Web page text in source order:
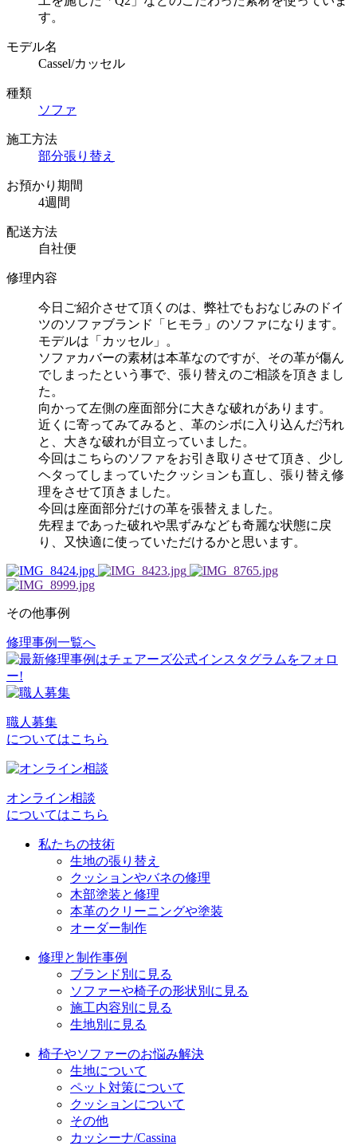
す。
モデル名
Cassel/カッセル
種類
ソファ
施工方法
部分張り替え
お預かり期間
4週間
配送方法
自社便
修理内容
今日ご紹介させて頂くのは、弊社でもおなじみのドイ
ツのソファブランド「ヒモラ」のソファになります。
モデルは「カッセル」。
ソファカバーの素材は本革なのですが、その革が傷ん
でしまったという事で、張り替えのご相談を頂きまし
た。
向かって左側の座面部分に大きな破れがあります。
近くに寄ってみてみると、革のシボに入り込んだ汚れ
と、大きな破れが目立っていました。
今回はこちらのソファをお引き取りさせて頂き、少し
ヘタってしまっていたクッションも直し、張り替え修
理をさせて頂きました。
今回は座面部分だけの革を張替えました。
先程まであった破れや黒ずみなども奇麗な状態に戻
り、又快適に使っていただけるかと思います。
その他事例
投
稿
ナ
ビ
ゲ
ー
シ
ョ
修理事例一覧へ
職人募集
についてはこちら
オンライン相談
についてはこちら
私たちの技術
生地の張り替え
クッションやバネの修理
木部塗装と修理
本革のクリーニングや塗装
オーダー制作
修理と制作事例
ブランド別に見る
ソファーや椅子の形状別に見る
施工内容別に見る
生地別に見る
椅子やソファーのお悩み解決
生地について
ペット対策について
クッションについて
その他
カッシーナ/Cassina